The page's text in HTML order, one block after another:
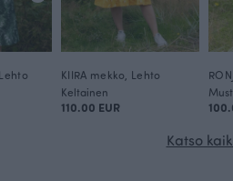
KIIRA mekko, Lehto
Keltainen
110.00 EUR
Katso